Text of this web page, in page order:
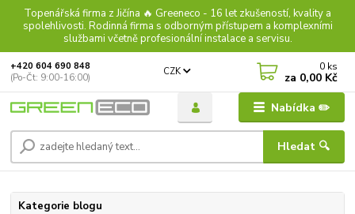
Topenářská firma z Jičína 🔥 Greeneco - 16 let zkušeností, kvality a
spolehlivosti. Rodinná firma s odborným přístupem a komplexními
službami včetně profesionální instalace a servisu.
Nabídka ✏️
CZK
Hledat 🔍
+420 604 690 848
(Po-Čt: 9:00-16:00)
0 ks
za 0,00 Kč
Kategorie blogu